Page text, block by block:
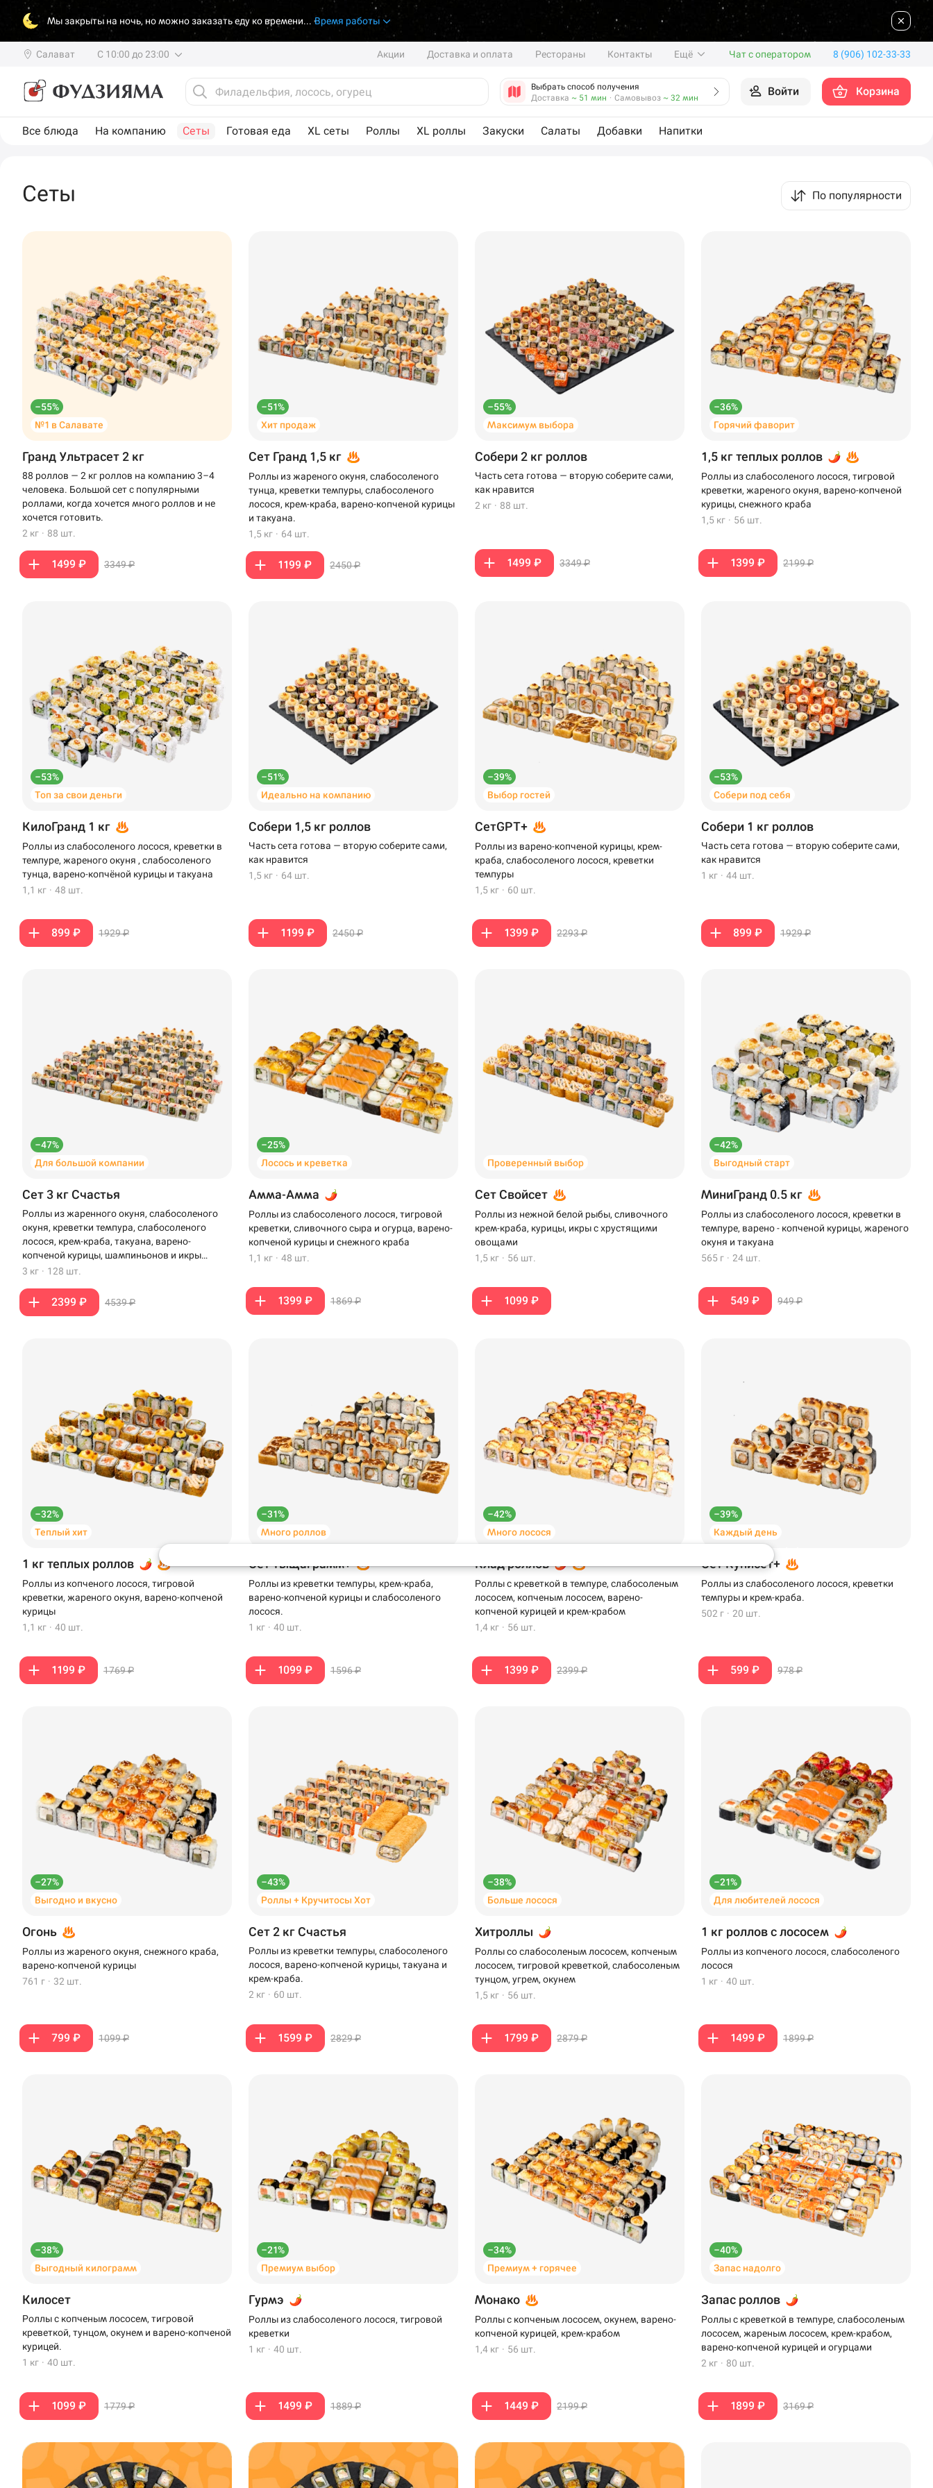
Мы закрыты на ночь, но можно заказать еду ко времени... Время работы
Салават С 10:00 до 23:00 Акции Доставка и оплата Рестораны Контакты Ещё Чат с оператором 8 (906) 102-33-33
Выбрать способ получения
Доставка ~ 51 мин · Самовывоз ~ 32 мин Войти Корзина
Все блюда На компанию Сеты Готовая еда XL сеты Роллы XL роллы Закуски Салаты Добавки Напитки
Сеты По популярности
–55%
№1 в Салавате
Гранд Ультрасет 2 кг
88 роллов — 2 кг роллов на компанию 3–4
человека. Большой сет с популярными
роллами, когда хочется много роллов и не
хочется готовить.
2 кг · 88 шт.
1499 ₽ 3349 ₽
–51%
Хит продаж
Сет Гранд 1,5 кг
Роллы из жареного окуня, слабосоленого
тунца, креветки темпуры, слабосоленого
лосося, крем-краба, варено-копченой курицы
и такуана.
1,5 кг · 64 шт.
1199 ₽ 2450 ₽
–55%
Максимум выбора
Собери 2 кг роллов
Часть сета готова — вторую соберите сами,
как нравится
2 кг · 88 шт.
1499 ₽ 3349 ₽
–36%
Горячий фаворит
1,5 кг теплых роллов
Роллы из слабосоленого лосося, тигровой
креветки, жареного окуня, варено-копченой
курицы, снежного краба
1,5 кг · 56 шт.
1399 ₽ 2199 ₽
–53%
Топ за свои деньги
КилоГранд 1 кг
Роллы из слабосоленого лосося, креветки в
темпуре, жареного окуня , слабосоленого
тунца, варено-копчёной курицы и такуана
1,1 кг · 48 шт.
899 ₽ 1929 ₽
–51%
Идеально на компанию
Собери 1,5 кг роллов
Часть сета готова — вторую соберите сами,
как нравится
1,5 кг · 64 шт.
1199 ₽ 2450 ₽
–39%
Выбор гостей
СетGPT+
Роллы из варено-копченой курицы, крем-
краба, слабосоленого лосося, креветки
темпуры
1,5 кг · 60 шт.
1399 ₽ 2293 ₽
–53%
Собери под себя
Собери 1 кг роллов
Часть сета готова — вторую соберите сами,
как нравится
1 кг · 44 шт.
899 ₽ 1929 ₽
–47%
Для большой компании
Сет 3 кг Счастья
Роллы из жаренного окуня, слабосоленого
окуня, креветки темпура, слабосоленого
лосося, крем-краба, такуана, варено-
копченой курицы, шампиньонов и икры
масаго
3 кг · 128 шт.
2399 ₽ 4539 ₽
–25%
Лосось и креветка
Амма-Амма
Роллы из слабосоленого лосося, тигровой
креветки, сливочного сыра и огурца, варено-
копченой курицы и снежного краба
1,1 кг · 48 шт.
1399 ₽ 1869 ₽
Проверенный выбор
Сет Свойсет
Роллы из нежной белой рыбы, сливочного
крем-краба, курицы, икры с хрустящими
овощами
1,5 кг · 56 шт.
1099 ₽
–42%
Выгодный старт
МиниГранд 0.5 кг
Роллы из слабосоленого лосося, креветки в
темпуре, варено - копченой курицы, жареного
окуня и такуана
565 г · 24 шт.
549 ₽ 949 ₽
–32%
Теплый хит
1 кг теплых роллов
Роллы из копченого лосося, тигровой
креветки, жареного окуня, варено-копченой
курицы
1,1 кг · 40 шт.
1199 ₽ 1769 ₽
–31%
Много роллов
Сет Тыщаграмм+
Роллы из креветки темпуры, крем-краба,
варено-копченой курицы и слабосоленого
лосося.
1 кг · 40 шт.
1099 ₽ 1596 ₽
–42%
Много лосося
Клад роллов
Роллы с креветкой в темпуре, слабосоленым
лососем, копченым лососем, варено-
копченой курицей и крем-крабом
1,4 кг · 56 шт.
1399 ₽ 2399 ₽
–39%
Каждый день
Сет Куписет+
Роллы из слабосоленого лосося, креветки
темпуры и крем-краба.
502 г · 20 шт.
599 ₽ 978 ₽
–27%
Выгодно и вкусно
Огонь
Роллы из жареного окуня, снежного краба,
варено-копченой курицы
761 г · 32 шт.
799 ₽ 1099 ₽
–43%
Роллы + Кручитосы Хот
Сет 2 кг Счастья
Роллы из креветки темпуры, слабосоленого
лосося, варено-копченой курицы, такуана и
крем-краба.
2 кг · 60 шт.
1599 ₽ 2829 ₽
–38%
Больше лосося
Хитроллы
Роллы со слабосоленым лососем, копченым
лососем, тигровой креветкой, слабосоленым
тунцом, угрем, окунем
1,5 кг · 56 шт.
1799 ₽ 2879 ₽
–21%
Для любителей лосося
1 кг роллов с лососем
Роллы из копченого лосося, слабосоленого
лосося
1 кг · 40 шт.
1499 ₽ 1899 ₽
–38%
Выгодный килограмм
Килосет
Роллы с копченым лососем, тигровой
креветкой, тунцом, окунем и варено-копченой
курицей.
1 кг · 40 шт.
1099 ₽ 1779 ₽
–21%
Премиум выбор
Гурмэ
Роллы из слабосоленого лосося, тигровой
креветки
1 кг · 40 шт.
1499 ₽ 1889 ₽
–34%
Премиум + горячее
Монако
Роллы с копченым лососем, окунем, варено-
копченой курицей, крем-крабом
1,4 кг · 56 шт.
1449 ₽ 2199 ₽
–40%
Запас надолго
Запас роллов
Роллы с креветкой в темпуре, слабосоленым
лососем, жареным лососем, крем-крабом,
варено-копченой курицей и огурцами
2 кг · 80 шт.
1899 ₽ 3169 ₽
Самовывоз
Фудзияма на бульваре
Космонавтов